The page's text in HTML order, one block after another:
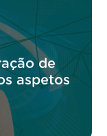
de
aspetos